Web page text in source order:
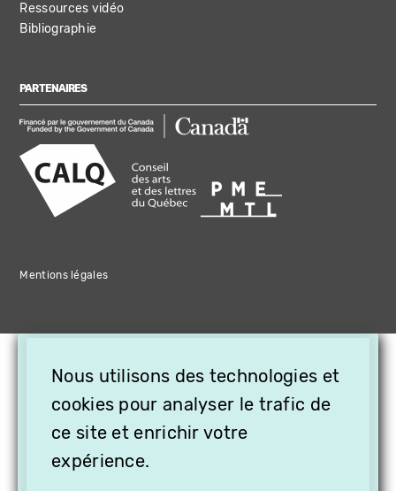
Ressources vidéo
Bibliographie
PARTENAIRES
Mentions légales
Nous utilisons des technologies et
cookies pour analyser le trafic de
ce site et enrichir votre
expérience.
OFFREZ LA VIDÉO EN
CADEAU, ABONNEZ VOS
PROCHES À VITHÈQUE !